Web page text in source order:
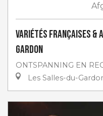
Variétés françaises &
Gardon
ONTSPANNING EN
Les Salles-du-